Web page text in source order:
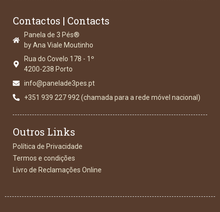
Contactos | Contacts
Panela de 3 Pés®
by Ana Viale Moutinho
Rua do Covelo 178 - 1º
4200-238 Porto
info@panelade3pes.pt
+351 939 227 992 (chamada para a rede móvel nacional)
Outros Links
Política de Privacidade
Termos e condições
Livro de Reclamações Online